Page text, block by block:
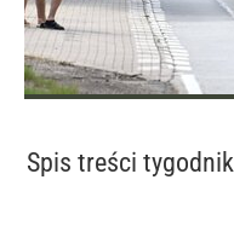
Spis treści